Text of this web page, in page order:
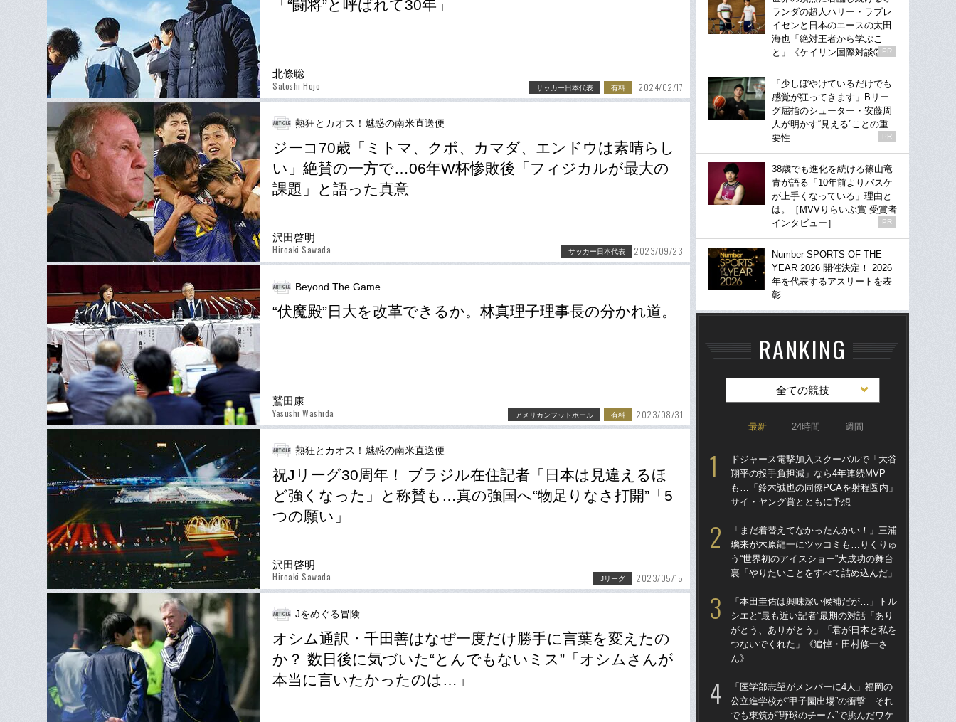
「“闘将”と呼ばれて30年」
北條聡
Satoshi Hojo サッカー日本代表 有料 2024/02/17
熱狂とカオス！魅惑の南米直送便
ジーコ70歳「ミトマ、クボ、カマダ、エンドウは素晴らし
い」絶賛の一方で…06年W杯惨敗後「フィジカルが最大の
課題」と語った真意
沢田啓明
Hiroaki Sawada サッカー日本代表 2023/09/23
Beyond The Game
“伏魔殿”日大を改革できるか。林真理子理事長の分かれ道。
鷲田康
Yasushi Washida アメリカンフットボール 有料 2023/08/31
熱狂とカオス！魅惑の南米直送便
祝Jリーグ30周年！ ブラジル在住記者「日本は見違えるほ
ど強くなった」と称賛も…真の強国へ“物足りなさ打開”「5
つの願い」
沢田啓明
Hiroaki Sawada Jリーグ 2023/05/15
Jをめぐる冒険
オシム通訳・千田善はなぜ一度だけ勝手に言葉を変えたの
か？ 数日後に気づいた“とんでもないミス”「オシムさんが
本当に言いたかったのは…」
ランダの超人ハリー・ラブレ
イセンと日本のエースの太田
海也「絶対王者から学ぶこ
と」《ケイリン国際対談②》
PR
「少しぼやけているだけでも
感覚が狂ってきます」Bリー
グ屈指のシューター・安藤周
人が明かす“見える”ことの重
要性
PR
38歳でも進化を続ける篠山竜
青が語る「10年前よりバスケ
が上手くなっている」理由と
は。［MVVりらいぶ賞 受賞者
インタビュー］
PR
Number SPORTS OF THE
YEAR 2026 開催決定！ 2026
年を代表するアスリートを表
彰
RANKING
全ての競技
最新 24時間 週間
ドジャース電撃加入スクーバルで「大谷
翔平の投手負担減」なら4年連続MVP
も…「鈴木誠也の同僚PCAを射程圏内」
サイ・ヤング賞とともに予想
「まだ着替えてなかったんかい！」三浦
璃来が木原龍一にツッコミも…りくりゅ
う“世界初のアイスショー”大成功の舞台
裏「やりたいことをすべて詰め込んだ」
「本田圭佑は興味深い候補だが…」トル
シエと“最も近い記者”最期の対話「あり
がとう、ありがとう」「君が日本と私を
つないでくれた」《追悼・田村修一さ
ん》
「医学部志望がメンバーに4人」福岡の
公立進学校が“甲子園出場”の衝撃…それ
でも東筑が“野球のチーム”で挑んだワケ